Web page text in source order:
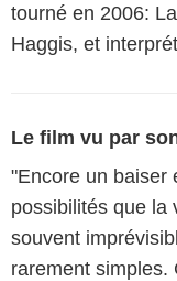
tourné en 2006:
Haggis, et
Le film vu par
"Encore un baiser
possibilités que la
souvent
rarement simples.